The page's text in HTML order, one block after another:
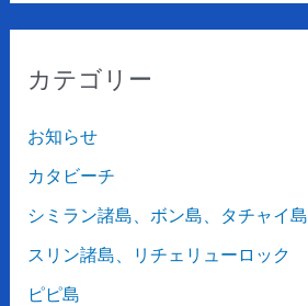
カテゴリー
お知らせ
カタビーチ
シミラン諸島、ボン島、タチャイ島
スリン諸島、リチェリューロック
ピピ島